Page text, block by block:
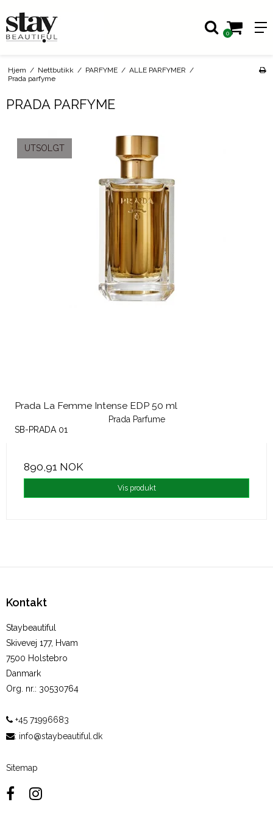
0
Hjem / Nettbutikk / PARFYME / ALLE PARFYMER /
Prada parfyme
PRADA PARFYME
UTSOLGT
Prada La Femme Intense EDP 50 ml
Prada Parfume
SB-PRADA 01
890,91 NOK
Vis produkt
Kontakt
Staybeautiful
Skivevej 177, Hvam
7500 Holstebro
Danmark
Org. nr.: 30530764
+45 71996683
: info@staybeautiful.dk
Sitemap